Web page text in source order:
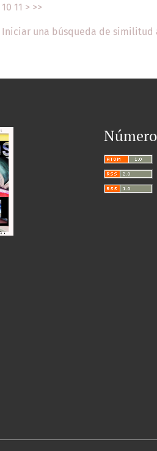
10 11 > >>
Iniciar una búsqueda de similitud